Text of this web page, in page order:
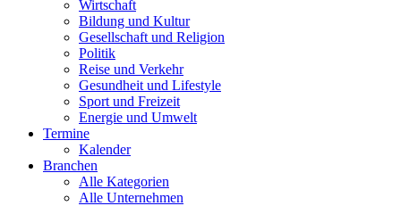
Wirtschaft
Bildung und Kultur
Gesellschaft und Religion
Politik
Reise und Verkehr
Gesundheit und Lifestyle
Sport und Freizeit
Energie und Umwelt
Termine
Kalender
Branchen
Alle Kategorien
Alle Unternehmen